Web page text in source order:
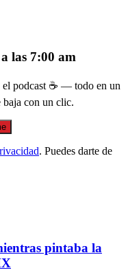
las 7:00 am
el podcast ☕ — todo en un
baja con un clic.
. Puedes darte de
pintaba la